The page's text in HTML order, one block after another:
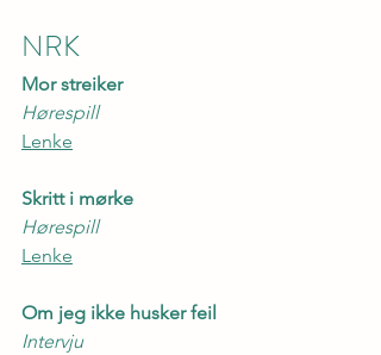
NRK
Mor streiker
Hørespill
Lenke
Skritt i mørke
Hørespill
Lenke
Om jeg ikke husker feil
Intervju